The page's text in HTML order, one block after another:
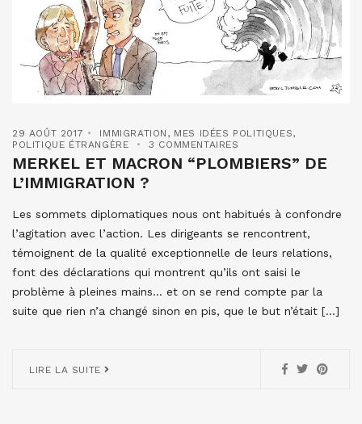
29 AOÛT 2017 IMMIGRATION , MES IDÉES POLITIQUES,
POLITIQUE ÉTRANGÈRE
3 COMMENTAIRES
MERKEL ET MACRON “PLOMBIERS” DE
L’IMMIGRATION ?
Les sommets diplomatiques nous ont habitués à confondre
l’agitation avec l’action. Les dirigeants se rencontrent,
témoignent de la qualité exceptionnelle de leurs relations,
font des déclarations qui montrent qu’ils ont saisi le
problème à pleines mains… et on se rend compte par la
suite que rien n’a changé sinon en pis, que le but n’était […]
LIRE LA SUITE